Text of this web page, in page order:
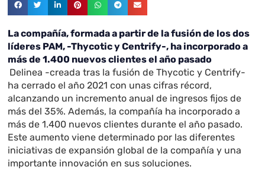
La compañía, formada a partir de la fusión de los dos
líderes PAM, -Thycotic y Centrify-, ha incorporado a
más de 1.400 nuevos clientes el año pasado
Delinea -creada tras la fusión de Thycotic y Centrify-
ha cerrado el año 2021 con unas cifras récord,
alcanzando un incremento anual de ingresos fijos de
más del 35%. Además, la compañía ha incorporado a
más de 1.400 nuevos clientes durante el año pasado.
Este aumento viene determinado por las diferentes
iniciativas de expansión global de la compañía y una
importante innovación en sus soluciones.